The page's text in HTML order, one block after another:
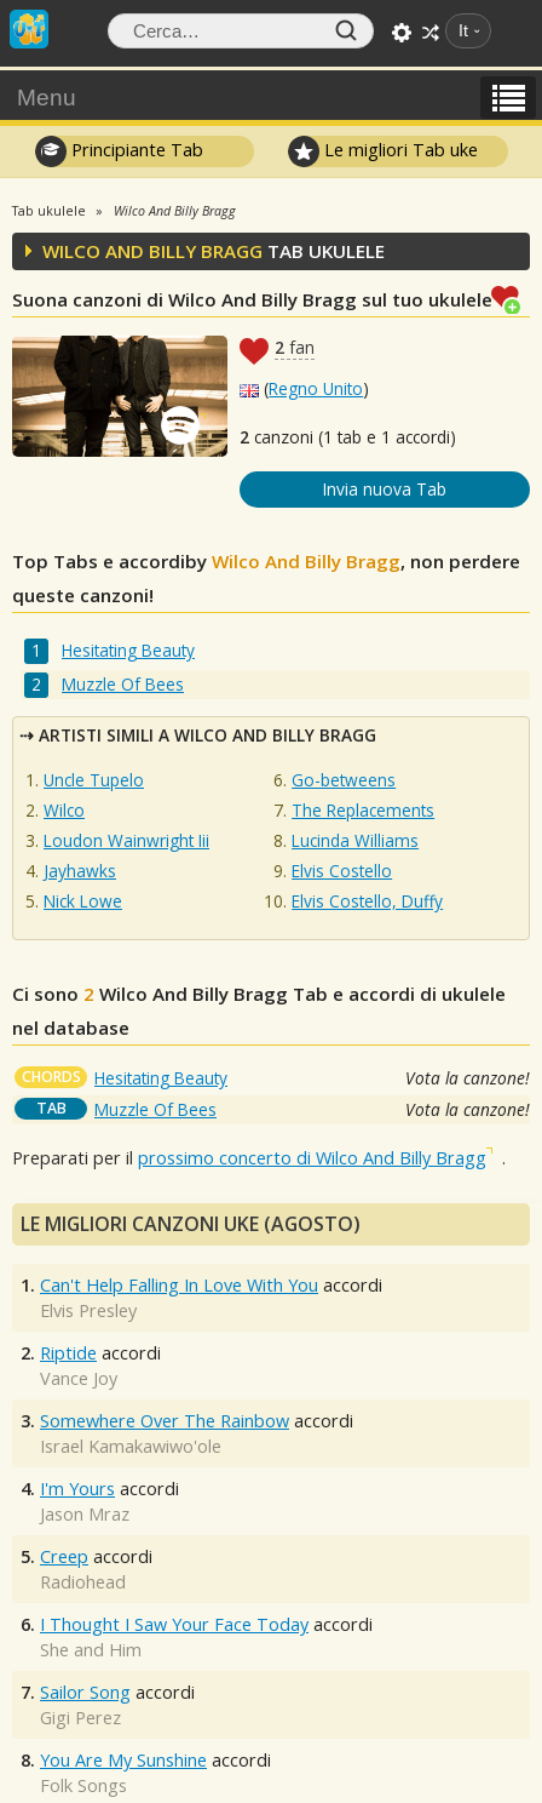
It
Menu
Principiante Tab Le migliori Tab uke
Tab ukulele Wilco And Billy Bragg
WILCO AND BILLY BRAGG TAB UKULELE
Suona canzoni di Wilco And Billy Bragg sul tuo ukulele
2 fan
(Regno Unito)
2 canzoni (1 tab e 1 accordi)
Invia nuova Tab
Top Tabs e accordiby Wilco And Billy Bragg, non perdere
queste canzoni!
Hesitating Beauty
Muzzle Of Bees
ARTISTI SIMILI A WILCO AND BILLY BRAGG
Uncle Tupelo
Wilco
Loudon Wainwright Iii
Jayhawks
Nick Lowe
Go-betweens
The Replacements
Lucinda Williams
Elvis Costello
Elvis Costello, Duffy
Ci sono 2 Wilco And Billy Bragg Tab e accordi di ukulele
nel database
CHORDS Hesitating Beauty Vota la canzone!
TAB Muzzle Of Bees Vota la canzone!
Preparati per il prossimo concerto di Wilco And Billy Bragg .
LE MIGLIORI CANZONI UKE (AGOSTO)
1. Can't Help Falling In Love With You accordi
Elvis Presley
2. Riptide accordi
Vance Joy
3. Somewhere Over The Rainbow accordi
Israel Kamakawiwo'ole
4. I'm Yours accordi
Jason Mraz
5. Creep accordi
Radiohead
6. I Thought I Saw Your Face Today accordi
She and Him
7. Sailor Song accordi
Gigi Perez
8. You Are My Sunshine accordi
Folk Songs